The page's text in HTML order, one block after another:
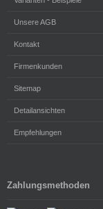
Unsere AGB
Kontakt
Firmenkunden
Sitemap
Detailansichten
Empfehlungen
Zahlungsmethoden